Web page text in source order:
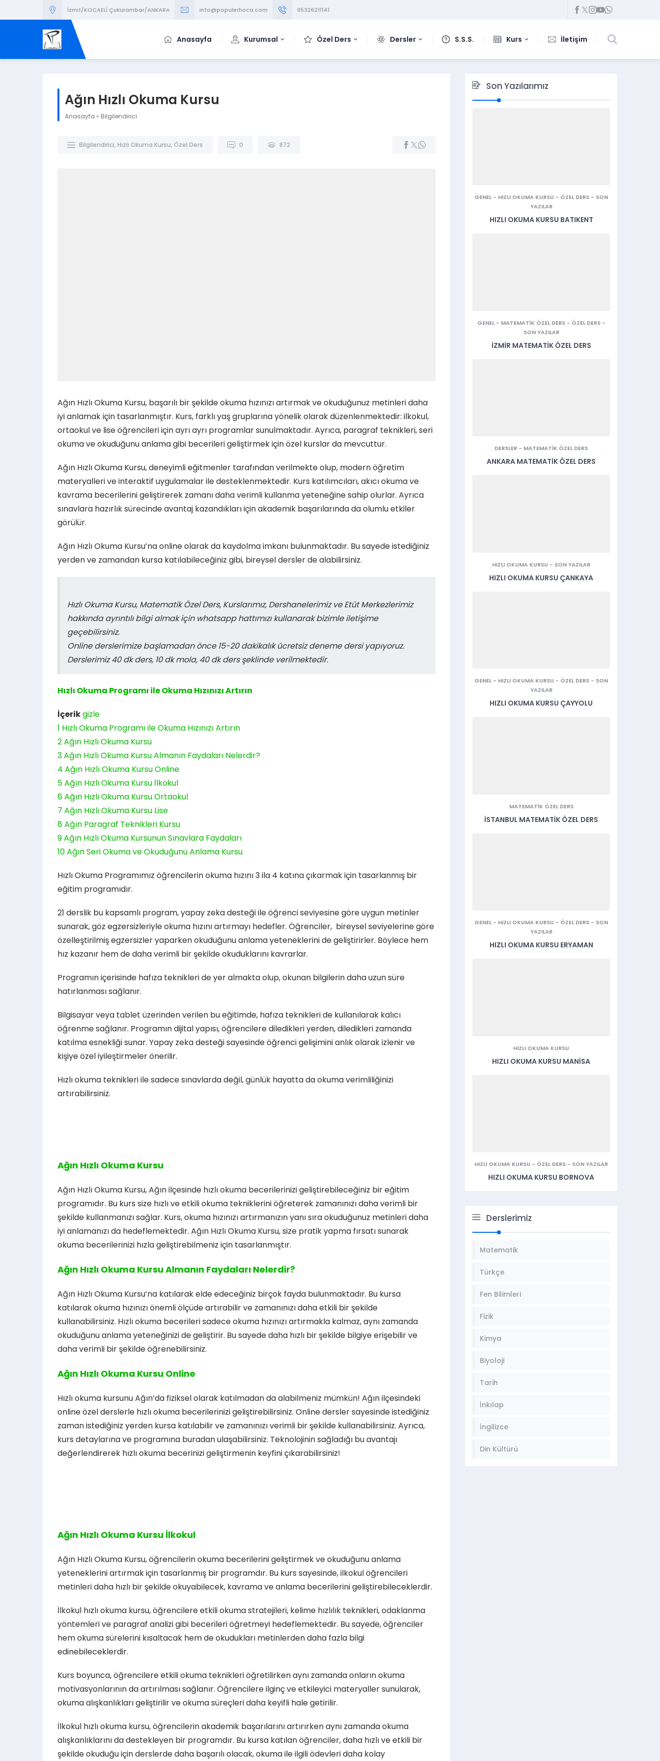
İzmit/KOCAELİ Çukurambar/ANKARA info@populerhoca.com 05326211141
Anasayfa Kurumsal Özel Ders Dersler S.S.S. Kurs İletişim
Ağın Hızlı Okuma Kursu
Anasayfa » Bilgilendirici
Bilgilendirici, Hızlı Okuma Kursu, Özel Ders 0 872
Ağın Hızlı Okuma Kursu, başarılı bir şekilde okuma hızınızı artırmak ve okuduğunuz metinleri daha
iyi anlamak için tasarlanmıştır. Kurs, farklı yaş gruplarına yönelik olarak düzenlenmektedir: ilkokul,
ortaokul ve lise öğrencileri için ayrı ayrı programlar sunulmaktadır. Ayrıca, paragraf teknikleri, seri
okuma ve okuduğunu anlama gibi becerileri geliştirmek için özel kurslar da mevcuttur.
Ağın Hızlı Okuma Kursu, deneyimli eğitmenler tarafından verilmekte olup, modern öğretim
materyalleri ve interaktif uygulamalar ile desteklenmektedir. Kurs katılımcıları, akıcı okuma ve
kavrama becerilerini geliştirerek zamanı daha verimli kullanma yeteneğine sahip olurlar. Ayrıca
sınavlara hazırlık sürecinde avantaj kazandıkları için akademik başarılarında da olumlu etkiler
görülür.
Ağın Hızlı Okuma Kursu’na online olarak da kaydolma imkanı bulunmaktadır. Bu sayede istediğiniz
yerden ve zamandan kursa katılabileceğiniz gibi, bireysel dersler de alabilirsiniz.
Hızlı Okuma Kursu, Matematik Özel Ders, Kurslarımız, Dershanelerimiz ve Etüt Merkezlerimiz
hakkında ayrıntılı bilgi almak için whatsapp hattımızı kullanarak bizimle iletişime
geçebilirsiniz.
Online derslerimize başlamadan önce 15-20 dakikalık ücretsiz deneme dersi yapıyoruz.
Derslerimiz 40 dk ders, 10 dk mola, 40 dk ders şeklinde verilmektedir.
Hızlı Okuma Programı ile Okuma Hızınızı Artırın
İçerikgizle
1 Hızlı Okuma Programı ile Okuma Hızınızı Artırın
2Ağın Hızlı Okuma Kursu
3Ağın Hızlı Okuma Kursu Almanın Faydaları Nelerdir?
4 Ağın Hızlı Okuma Kursu Online
5Ağın Hızlı Okuma Kursu İlkokul
6Ağın Hızlı Okuma Kursu Ortaokul
7 Ağın Hızlı Okuma Kursu Lise
8Ağın Paragraf Teknikleri Kursu
9Ağın Hızlı Okuma Kursunun Sınavlara Faydaları
10Ağın Seri Okuma ve Okuduğunu Anlama Kursu
Hızlı Okuma Programımız öğrencilerin okuma hızını 3 ila 4 katına çıkarmak için tasarlanmış bir
eğitim programıdır.
21 derslik bu kapsamlı program, yapay zeka desteği ile öğrenci seviyesine göre uygun metinler
sunarak, göz egzersizleriyle okuma hızını artırmayı hedefler. Öğrenciler, bireysel seviyelerine göre
özelleştirilmiş egzersizler yaparken okuduğunu anlama yeteneklerini de geliştirirler. Böylece hem
hız kazanır hem de daha verimli bir şekilde okuduklarını kavrarlar.
Programın içerisinde hafıza teknikleri de yer almakta olup, okunan bilgilerin daha uzun süre
hatırlanması sağlanır.
Bilgisayar veya tablet üzerinden verilen bu eğitimde, hafıza teknikleri de kullanılarak kalıcı
öğrenme sağlanır. Programın dijital yapısı, öğrencilere diledikleri yerden, diledikleri zamanda
katılma esnekliği sunar. Yapay zeka desteği sayesinde öğrenci gelişimini anlık olarak izlenir ve
kişiye özel iyileştirmeler önerilir.
Hızlı okuma teknikleri ile sadece sınavlarda değil, günlük hayatta da okuma verimliliğinizi
artırabilirsiniz.
Ağın Hızlı Okuma Kursu
Ağın Hızlı Okuma Kursu, Ağın ilçesinde hızlı okuma becerilerinizi geliştirebileceğiniz bir eğitim
programıdır. Bu kurs size hızlı ve etkili okuma tekniklerini öğreterek zamanınızı daha verimli bir
şekilde kullanmanızı sağlar. Kurs, okuma hızınızı artırmanızın yanı sıra okuduğunuz metinleri daha
iyi anlamanızı da hedeflemektedir. Ağın Hızlı Okuma Kursu, size pratik yapma fırsatı sunarak
okuma becerilerinizi hızla geliştirebilmeniz için tasarlanmıştır.
Ağın Hızlı Okuma Kursu Almanın Faydaları Nelerdir?
Ağın Hızlı Okuma Kursu’na katılarak elde edeceğiniz birçok fayda bulunmaktadır. Bu kursa
katılarak okuma hızınızı önemli ölçüde artırabilir ve zamanınızı daha etkili bir şekilde
kullanabilirsiniz. Hızlı okuma becerileri sadece okuma hızınızı artırmakla kalmaz, aynı zamanda
okuduğunu anlama yeteneğinizi de geliştirir. Bu sayede daha hızlı bir şekilde bilgiye erişebilir ve
daha verimli bir şekilde öğrenebilirsiniz.
Ağın Hızlı Okuma Kursu Online
Hızlı okuma kursunu Ağın’da fiziksel olarak katılmadan da alabilmeniz mümkün! Ağın ilçesindeki
online özel derslerle hızlı okuma becerilerinizi geliştirebilirsiniz. Online dersler sayesinde istediğiniz
zaman istediğiniz yerden kursa katılabilir ve zamanınızı verimli bir şekilde kullanabilirsiniz. Ayrıca,
kurs detaylarına ve programına buradan ulaşabilirsiniz. Teknolojinin sağladığı bu avantajı
değerlendirerek hızlı okuma becerinizi geliştirmenin keyfini çıkarabilirsiniz!
Ağın Hızlı Okuma Kursu İlkokul
Ağın Hızlı Okuma Kursu, öğrencilerin okuma becerilerini geliştirmek ve okuduğunu anlama
yeteneklerini artırmak için tasarlanmış bir programdır. Bu kurs sayesinde, ilkokul öğrencileri
metinleri daha hızlı bir şekilde okuyabilecek, kavrama ve anlama becerilerini geliştirebileceklerdir.
İlkokul hızlı okuma kursu, öğrencilere etkili okuma stratejileri, kelime hızlılık teknikleri, odaklanma
yöntemleri ve paragraf analizi gibi becerileri öğretmeyi hedeflemektedir. Bu sayede, öğrenciler
hem okuma sürelerini kısaltacak hem de okudukları metinlerden daha fazla bilgi
edinebileceklerdir.
Kurs boyunca, öğrencilere etkili okuma teknikleri öğretilirken aynı zamanda onların okuma
motivasyonlarının da artırılması sağlanır. Öğrencilere ilginç ve etkileyici materyaller sunularak,
okuma alışkanlıkları geliştirilir ve okuma süreçleri daha keyifli hale getirilir.
İlkokul hızlı okuma kursu, öğrencilerin akademik başarılarını artırırken aynı zamanda okuma
alışkanlıklarını da destekleyen bir programdır. Bu kursa katılan öğrenciler, daha hızlı ve etkili bir
şekilde okuduğu için derslerde daha başarılı olacak, okuma ile ilgili ödevleri daha kolay
Son Yazılarımız
GENEL - HIZLI OKUMA KURSU - ÖZEL DERS - SON
YAZILAR
HIZLI OKUMA KURSU BATIKENT
GENEL- MATEMATIK ÖZEL DERS- ÖZEL DERS-
SON YAZILAR
İZMIR MATEMATIK ÖZEL DERS
DERSLER - MATEMATIK ÖZEL DERS
ANKARA MATEMATIK ÖZEL DERS
HIZLI OKUMA KURSU - SON YAZILAR
HIZLI OKUMA KURSU ÇANKAYA
GENEL - HIZLI OKUMA KURSU - ÖZEL DERS - SON
YAZILAR
HIZLI OKUMA KURSU ÇAYYOLU
MATEMATIK ÖZEL DERS
İSTANBUL MATEMATIK ÖZEL DERS
GENEL - HIZLI OKUMA KURSU - ÖZEL DERS - SON
YAZILAR
HIZLI OKUMA KURSU ERYAMAN
HIZLI OKUMA KURSU
HIZLI OKUMA KURSU MANISA
HIZLI OKUMA KURSU - ÖZEL DERS - SON YAZILAR
HIZLI OKUMA KURSU BORNOVA
Derslerimiz
Matematik
Türkçe
Fen Bilimleri
Fizik
Kimya
Biyoloji
Tarih
İnkılap
İngilizce
Din Kültürü